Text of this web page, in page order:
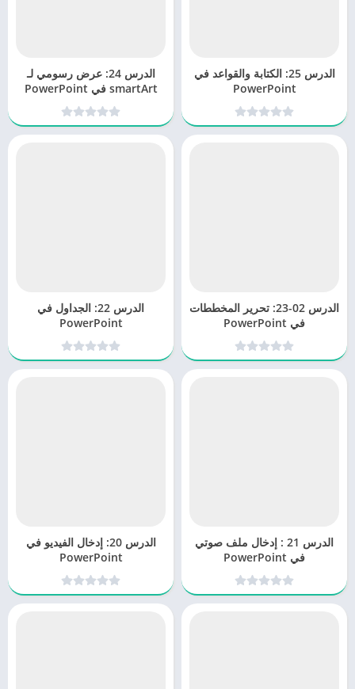
الدرس 25: الكتابة والقواعد في
PowerPoint
الدرس 24: عرض رسومي لـ
smartArt في PowerPoint
الدرس 02-23: تحرير المخططات
في PowerPoint
الدرس 22: الجداول في
PowerPoint
الدرس 21 : إدخال ملف صوتي
في PowerPoint
الدرس 20: إدخال الفيديو في
PowerPoint